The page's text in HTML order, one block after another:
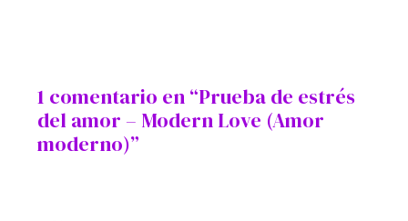
1 comentario en “Prueba de estrés
del amor – Modern Love (Amor
moderno)”